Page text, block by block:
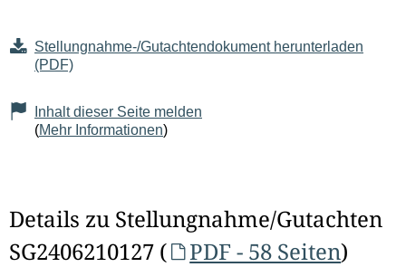
Stellungnahme-/Gutachtendokument herunterladen
(PDF)
Inhalt dieser Seite melden
(Mehr Informationen)
Details zu Stellungnahme/Gutachten
SG2406210127 (
PDF - 58 Seiten)